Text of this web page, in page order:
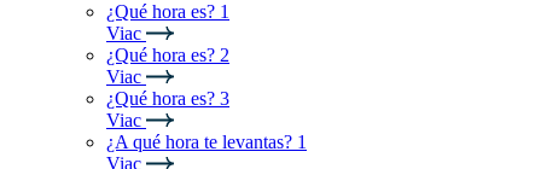
¿Qué hora es? 1
Viac
¿Qué hora es? 2
Viac
¿Qué hora es? 3
Viac
¿A qué hora te levantas? 1
Viac